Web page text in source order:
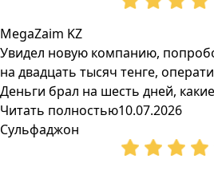
MegaZaim KZ
Увидел новую компанию,
на двадцать тысяч тенге,
Деньги брал на шесть дней,
Читать полностью10.07.2026
Сульфаджон